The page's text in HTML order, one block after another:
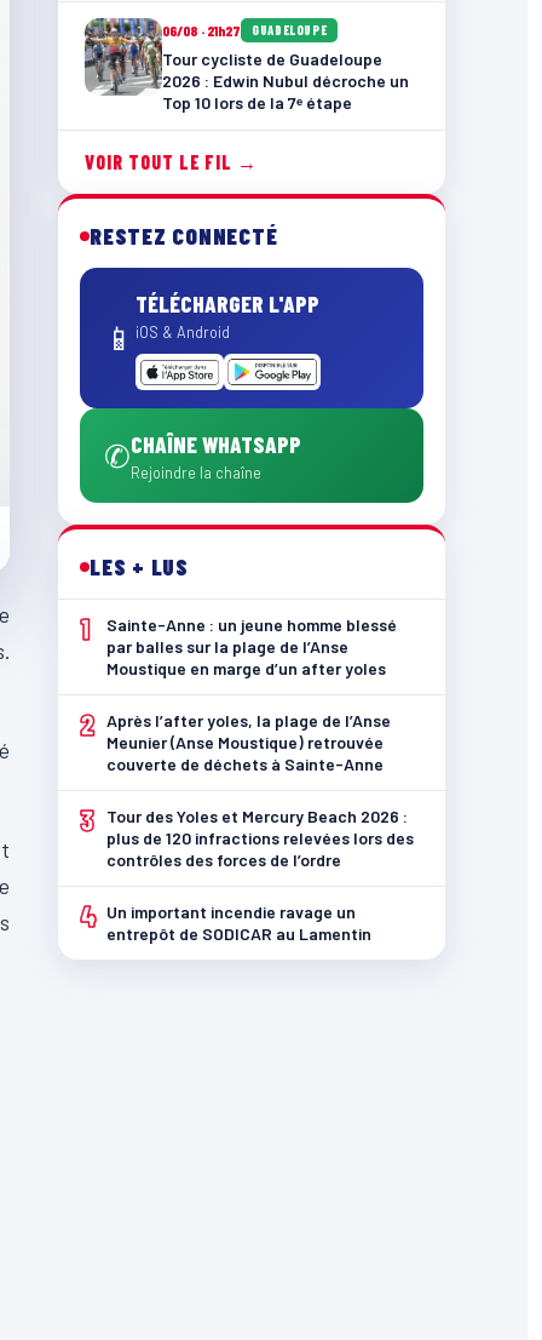
06/08 · 21h27 GUADELOUPE
Tour cycliste de Guadeloupe
2026 : Edwin Nubul décroche un
Top 10 lors de la 7ᵉ étape
VOIR TOUT LE FIL →
RESTEZ CONNECTÉ
📱
TÉLÉCHARGER L'APP
iOS & Android
✆CHAÎNE WHATSAPP
Rejoindre la chaîne
LES + LUS
1
Sainte-Anne : un jeune homme blessé
par balles sur la plage de l’Anse
Moustique en marge d’un after yoles
2 Après l’after yoles, la plage de l’Anse
Meunier (Anse Moustique) retrouvée
couverte de déchets à Sainte-Anne
3
Tour des Yoles et Mercury Beach 2026 :
plus de 120 infractions relevées lors des
contrôles des forces de l’ordre
4 Un important incendie ravage un
entrepôt de SODICAR au Lamentin